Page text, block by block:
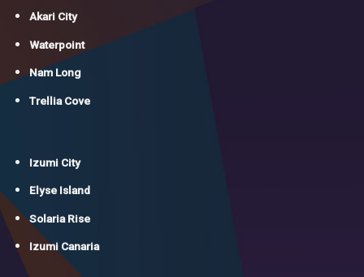
Akari City
Waterpoint
Nam Long
Trellia Cove
Izumi City
Elyse Island
Solaria Rise
Izumi Canaria